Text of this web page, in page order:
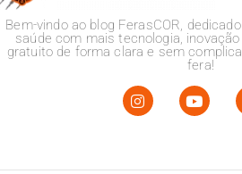
Bem-vindo ao blog FerasCOR,
saúde com mais tecnologia,
gratuito de forma clara e sem
fera!